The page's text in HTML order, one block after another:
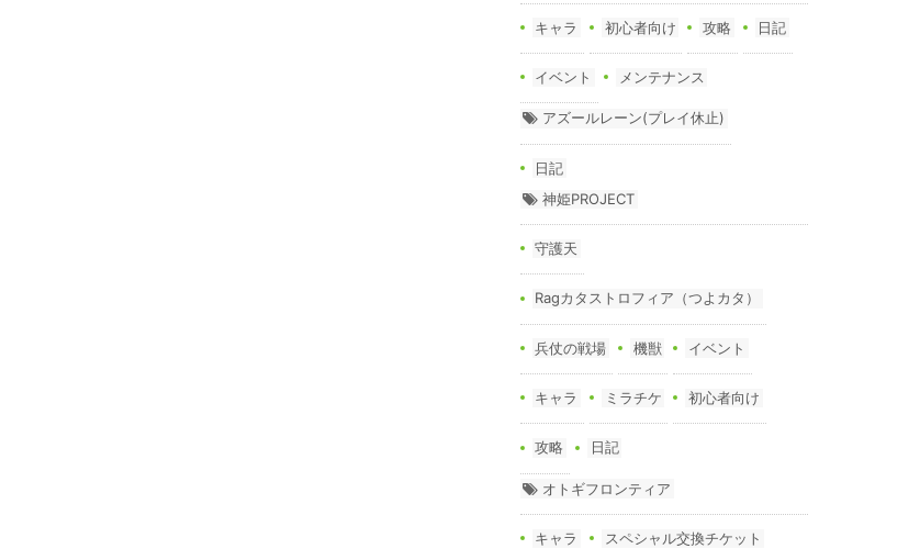
キャラ 初心者向け 攻略 日記
イベント メンテナンス
アズールレーン(プレイ休止)
日記
神姫PROJECT
守護天
Ragカタストロフィア（つよカタ）
兵仗の戦場 機獣 イベント
キャラ ミラチケ 初心者向け
攻略 日記
オトギフロンティア
キャラ スペシャル交換チケット